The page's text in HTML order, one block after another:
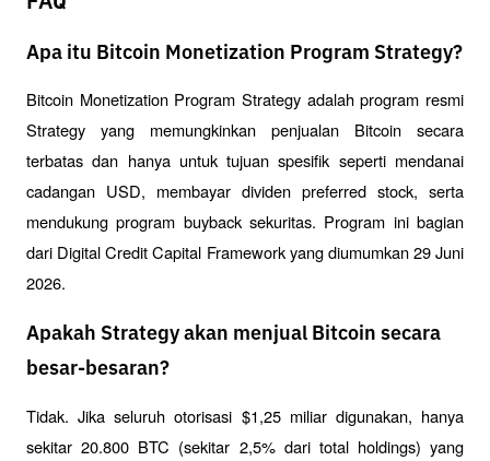
Apa itu Bitcoin Monetization Program Strategy?
Bitcoin Monetization Program Strategy adalah program resmi
Strategy yang memungkinkan penjualan Bitcoin secara
terbatas dan hanya untuk tujuan spesifik seperti mendanai
cadangan USD, membayar dividen preferred stock, serta
mendukung program buyback sekuritas. Program ini bagian
dari Digital Credit Capital Framework yang diumumkan 29 Juni
2026.
Apakah Strategy akan menjual Bitcoin secara
besar-besaran?
Tidak. Jika seluruh otorisasi $1,25 miliar digunakan, hanya
sekitar 20.800 BTC (sekitar 2,5% dari total holdings) yang